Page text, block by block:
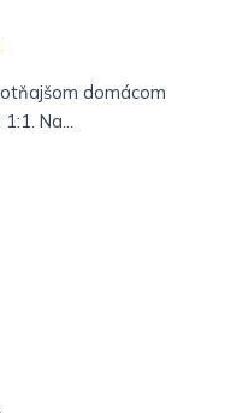
domácom
Na...